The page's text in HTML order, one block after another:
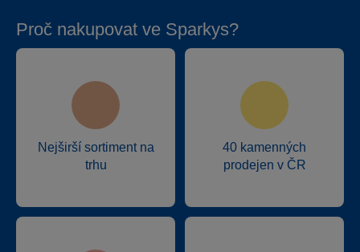
Proč nakupovat ve Sparkys?
Nejširší sortiment na
trhu
40 kamenných
prodejen v ČR